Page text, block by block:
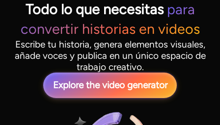
Todo lo que necesitas para
convertir historias en videos
Escribe tu historia, genera elementos visuales,
añade voces y publica en un único espacio de
trabajo creativo.
Explore the video generator